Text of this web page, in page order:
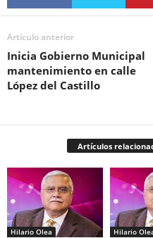
Artículo anterior
Inicia Gobierno Municipal
mantenimiento en calle
López del Castillo
Artículos
Hilario Olea Hilario